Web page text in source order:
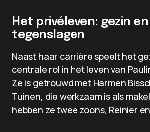
Het privéleven: gezin en
tegenslagen
Naast haar carrière speelt het
centrale rol in het leven van
Ze is getrouwd met Harmen
Tuinen, die werkzaam is als
hebben ze twee zoons, Reinier